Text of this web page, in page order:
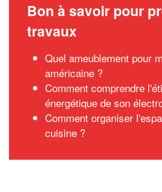
Bon à savoir pour
travaux
Quel ameublement pour
américaine ?
Comment comprendre
énergétique de son
Comment organiser
cuisine ?